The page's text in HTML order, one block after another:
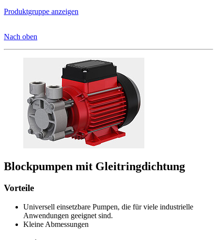
Produktgruppe anzeigen
Nach oben
Blockpumpen mit Gleitringdichtung
Vorteile
Universell einsetzbare Pumpen, die für viele industrielle
Anwendungen geeignet sind.
Kleine Abmessungen